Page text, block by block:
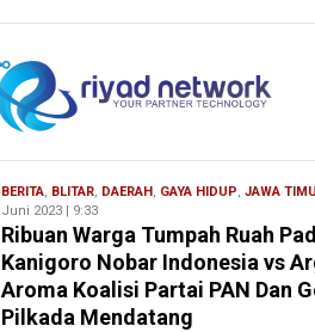
BERITA, BLITAR, DAERAH , GAYA HIDUP, JAWA
Juni 2023 | 9:33
Ribuan Warga Tumpah Ruah
Kanigoro Nobar Indonesia vs
Aroma Koalisi Partai PAN Dan
Pilkada Mendatang